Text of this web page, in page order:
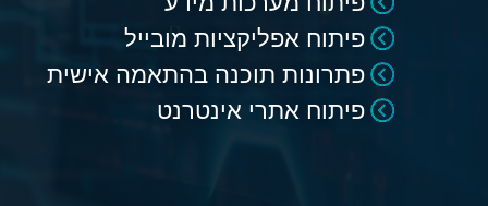
פיתוח אפליקציות מובייל
פתרונות תוכנה בהתאמה אישית
פיתוח אתרי אינטרנט